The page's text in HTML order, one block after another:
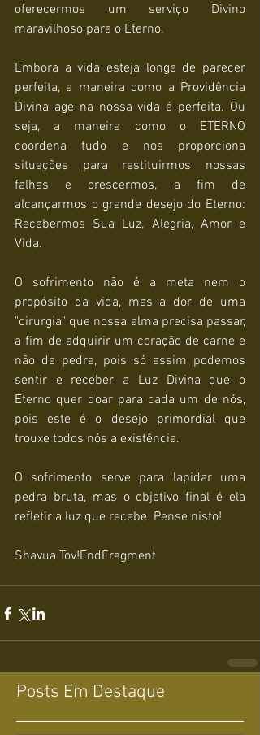
oferecermos um serviço Divino
maravilhoso para o Eterno.
Embora a vida esteja longe de parecer
perfeita, a maneira como a Providência
Divina age na nossa vida é perfeita. Ou
seja, a maneira como o ETERNO
coordena tudo e nos proporciona
situações para restituirmos nossas
falhas e crescermos, a fim de
alcançarmos o grande desejo do Eterno:
Recebermos Sua Luz, Alegria, Amor e
Vida.
O sofrimento não é a meta nem o
propósito da vida, mas a dor de uma
"cirurgia" que nossa alma precisa passar,
a fim de adquirir um coração de carne e
não de pedra, pois só assim podemos
sentir e receber a Luz Divina que o
Eterno quer doar para cada um de nós,
pois este é o desejo primordial que
trouxe todos nós a existência.
O sofrimento serve para lapidar uma
pedra bruta, mas o objetivo final é ela
refletir a luz que recebe. Pense nisto!
Shavua Tov!EndFragment
Posts Em Destaque